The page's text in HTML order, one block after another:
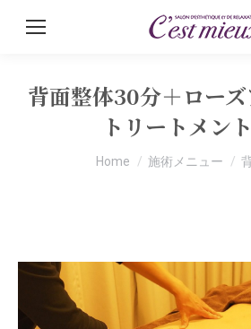
背面整体30分＋ローズ
トリートメン
You are here:
Home 施術メニュー